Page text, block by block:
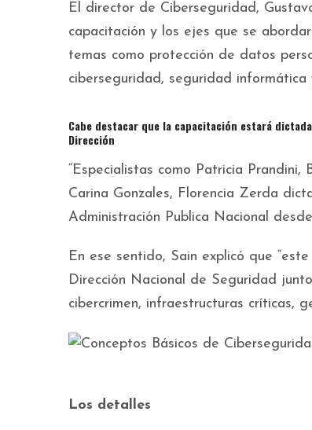
El director de Ciberseguridad,
capacitación y los ejes que se
temas como protección de datos
ciberseguridad, seguridad
Cabe destacar que la capacitación estará
Dirección
“Especialistas como Patricia
Carina Gonzales, Florencia Zerda
Administración Publica Nacional
En ese sentido, Sain explicó que
Dirección Nacional de Seguridad
cibercrimen, infraestructuras críticas,
Los detalles